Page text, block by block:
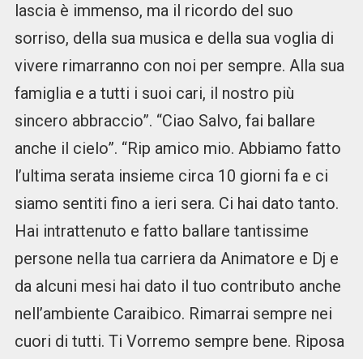
lascia è immenso, ma il ricordo del suo
sorriso, della sua musica e della sua voglia di
vivere rimarranno con noi per sempre. Alla sua
famiglia e a tutti i suoi cari, il nostro più
sincero abbraccio”. “Ciao Salvo, fai ballare
anche il cielo”. “Rip amico mio. Abbiamo fatto
l’ultima serata insieme circa 10 giorni fa e ci
siamo sentiti fino a ieri sera. Ci hai dato tanto.
Hai intrattenuto e fatto ballare tantissime
persone nella tua carriera da Animatore e Dj e
da alcuni mesi hai dato il tuo contributo anche
nell’ambiente Caraibico. Rimarrai sempre nei
cuori di tutti. Ti Vorremo sempre bene. Riposa